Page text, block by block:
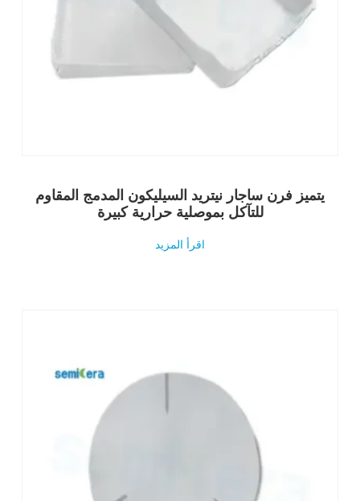
يتميز فرن ساجار نيتريد السيليكون المدمج المقاوم
للتآكل بموصلية حرارية كبيرة
اقرأ المزيد